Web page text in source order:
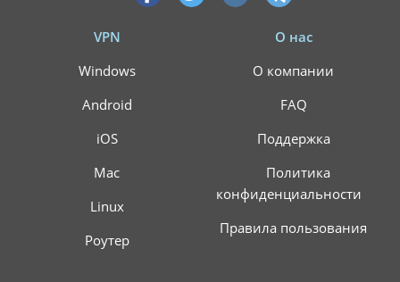
VPN
Windows
Android
iOS
Mac
Linux
Роутер
О нас
О компании
FAQ
Поддержка
Политика
конфиденциальности
Правила пользования